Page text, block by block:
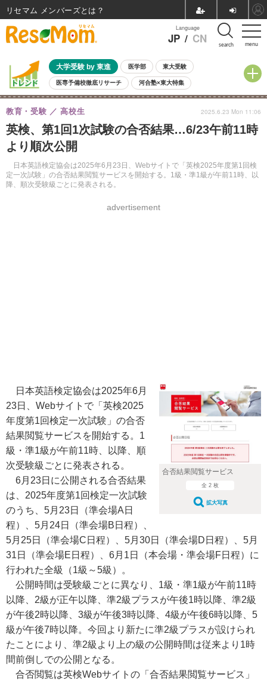
menu
Language
JP / CN search
大学受験 by 東進 医学部 東大受験
医専予備校徹底リサーチ 河合塾×東大特集
親子で考える大学選び 高校受験 中学受験 小学校受験
共通テスト 夏休み
8月開催イベント・WS 全国公立高校 過去問 人気記事
自由研究教材（小学生向け）
英検、第1回1次試験の合否結果…6/23午前11時
より順次公開
日本英語検定協会は2025年6月23日、Webサイトで「英検2025年度第1回検
定一次試験」の合否結果閲覧サービスを開始する。1級・準1級が午前11時、以
降、順次受験級ごとに発表される。
教育・受験 高校生
advertisement
2025.6.23 Mon 11:06
合否結果閲覧サービス
全 2 枚
拡大写真
日本英語検定協会は2025年6月
23日、Webサイトで「英検2025
年度第1回検定一次試験」の合否
結果閲覧サービスを開始する。1
級・準1級が午前11時、以降、順
次受験級ごとに発表される。
6月23日に公開される合否結果
は、2025年度第1回検定一次試験
のうち、5月23日（準会場A日
程）、5月24日（準会場B日程）、
5月25日（準会場C日程）、5月30日（準会場D日程）、5月
31日（準会場E日程）、6月1日（本会場・準会場F日程）に
行われた全級（1級～5級）。
公開時間は受験級ごとに異なり、1級・準1級が午前11時
以降、2級が正午以降、準2級プラスが午後1時以降、準2級
が午後2時以降、3級が午後3時以降、4級が午後6時以降、5
級が午後7時以降。今回より新たに準2級プラスが設けられ
たことにより、準2級より上の級の公開時間は従来より1時
間前倒しでの公開となる。
合否閲覧は英検Webサイトの「合否結果閲覧サービス」
リセマム メンバーズ